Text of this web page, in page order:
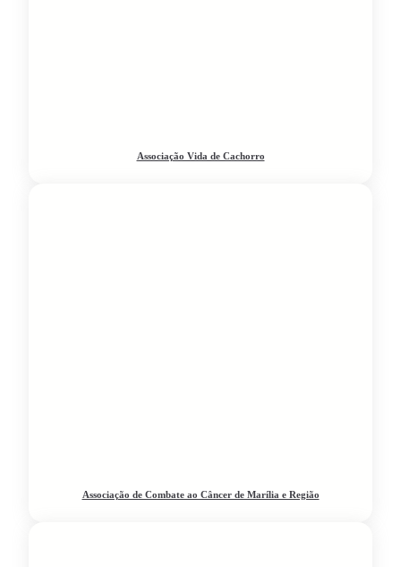
Associação Vida de Cachorro
Associação de Combate ao Câncer de Marília e Região